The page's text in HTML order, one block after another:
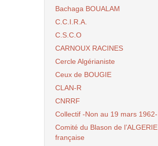
Bachaga BOUALAM
C.C.I.R.A.
C.S.C.O
CARNOUX RACINES
Cercle Algérianiste
Ceux de BOUGIE
CLAN-R
CNRRF
Collectif -Non au 19 mars 1962-
Comité du Blason de l’ALGERIE
française